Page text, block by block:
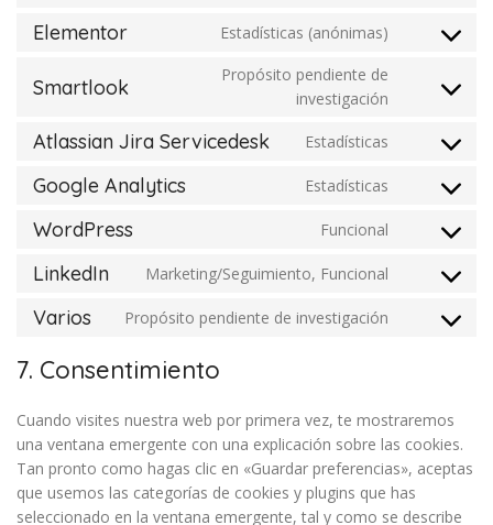
Elementor Estadísticas (anónimas)
Smartlook
Propósito pendiente de
investigación
Atlassian Jira Servicedesk Estadísticas
Google Analytics Estadísticas
WordPress Funcional
LinkedIn Marketing/Seguimiento, Funcional
Varios Propósito pendiente de investigación
7. Consentimiento
Cuando visites nuestra web por primera vez, te mostraremos
una ventana emergente con una explicación sobre las cookies.
Tan pronto como hagas clic en «Guardar preferencias», aceptas
que usemos las categorías de cookies y plugins que has
seleccionado en la ventana emergente, tal y como se describe